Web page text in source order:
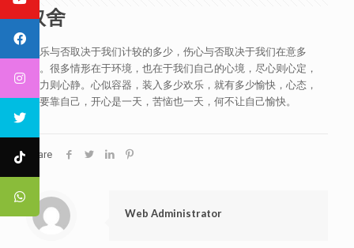
取舍
快乐与否取决于我们计较的多少，伤心与否取决于我们在意多
少。很多情形在于环境，也在于我们自己的心境，尽心则心定，
尽力则心静。心似容器，装入多少欢乐，就有多少愉快，心态，
主要靠自己，开心是一天，苦恼也一天，何不让自己愉快。
Share
Web Administrator